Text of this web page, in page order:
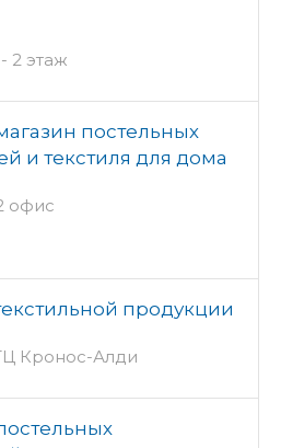
2 этаж
постельных
и текстиля для дома
офис
продукции
Кронос-Алди